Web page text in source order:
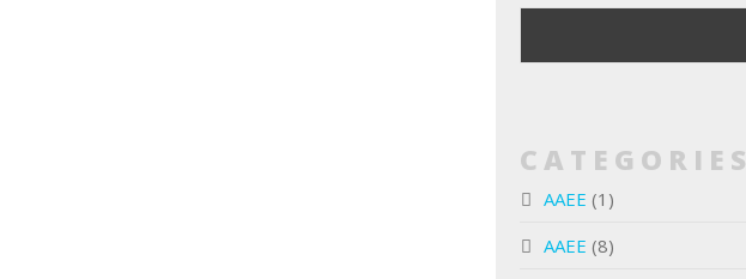
CATEGORIES
AAEE (1)
AAEE (8)